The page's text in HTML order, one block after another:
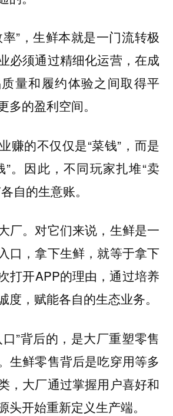
”，生鲜本就是一门流转极
必须通过精细化运营，在成
量和履约体验之间取得平
多的盈利空间。
赚的不仅仅是“菜钱”，而是
”。因此，不同玩家扎堆“卖
自的生意账。
厂。对它们来说，生鲜是一
口，拿下生鲜，就等于拿下
打开APP的理由，通过培养
度，赋能各自的生态业务。
”背后的，是大厂重塑零售
生鲜零售背后是吃穿用等多
，大厂通过掌握用户喜好和
头开始重新定义生产端。